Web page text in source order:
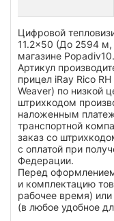
Цифровой
11.2x50 (До 2594 м,
магазине Popadiv10.
Артикул
прицел iRay Rico
Weaver) по низкой
штрихкодом
наложенным
транспортной
заказ со
с оплатой при
Федерации.
Перед оформлением
и комплектацию
рабочее время)
(в любое удобное